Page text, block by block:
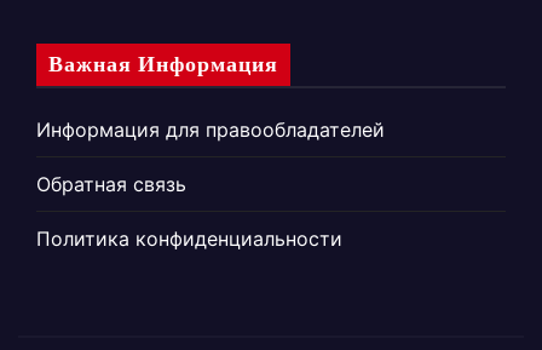
Важная Информация
Информация для правообладателей
Обратная связь
Политика конфиденциальности